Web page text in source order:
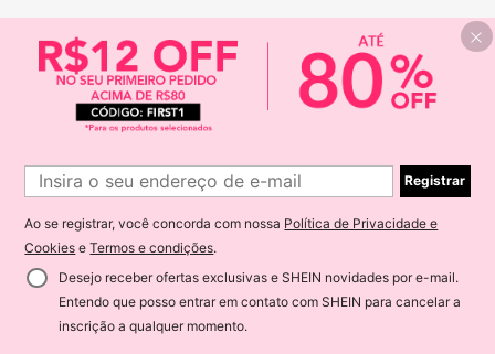
Registrar
Ao se registrar, você concorda com nossa Política de Privacidade e
Cookies eTermos e condições.
Desejo receber ofertas exclusivas e SHEIN novidades por e-mail.
Entendo que posso entrar em contato com SHEIN para cancelar a
inscrição a qualquer momento.